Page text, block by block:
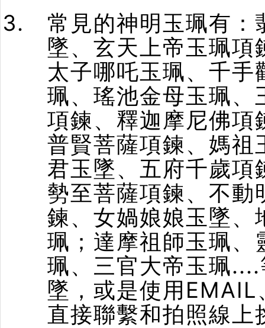
常見的神明玉珮有
墜、玄天上帝玉珮
太子哪吒玉珮、千手
珮、瑤池金母玉珮、
項鍊、釋迦摩尼佛項
普賢菩薩項鍊、媽祖
君玉墜、五府千歲項
勢至菩薩項鍊、不
鍊、女媧娘娘玉墜、
珮；達摩祖師玉珮、
珮、三官大帝玉珮
墜，或是使用
直接聯繫和拍照線